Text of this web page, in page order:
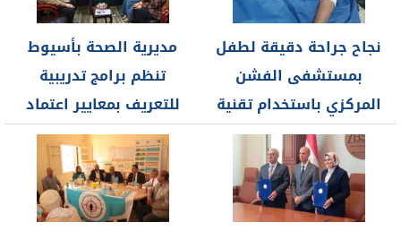
نجاح جراحة دقيقة لطفل
بمستشفى الفشن
المركزي باستخدام تقنية
التدخل المحدود
مديرية الصحة بأسيوط
تنظم برامج تدريبية
للتعريف بمعايير اعتماد
المنشآت الصحية
بالتعاون...